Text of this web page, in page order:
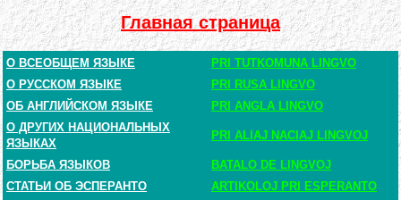
Главная страница
О ВСЕОБЩЕМ ЯЗЫКЕ
PRI TUTKOMUNA LINGVO
О РУССКОМ ЯЗЫКЕ
PRI RUSA LINGVO
ОБ АНГЛИЙСКОМ ЯЗЫКЕ
PRI ANGLA LINGVO
О ДРУГИХ НАЦИОНАЛЬНЫХ
ЯЗЫКАХ
PRI ALIAJ NACIAJ LINGVOJ
БОРЬБА ЯЗЫКОВ
BATALO DE LINGVOJ
СТАТЬИ ОБ ЭСПЕРАНТО
ARTIKOLOJ PRI ESPERANTO